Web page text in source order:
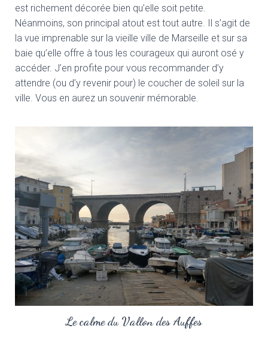
est richement décorée bien qu’elle soit petite.
Néanmoins, son principal atout est tout autre. Il s’agit de
la vue imprenable sur la vieille ville de Marseille et sur sa
baie qu’elle offre à tous les courageux qui auront osé y
accéder. J’en profite pour vous recommander d’y
attendre (ou d’y revenir pour) le coucher de soleil sur la
ville. Vous en aurez un souvenir mémorable.
Le calme du Vallon des Auffes